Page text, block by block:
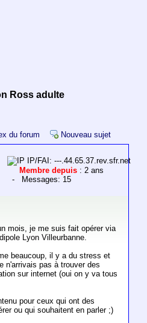
Ross adulte
du forum Nouveau sujet
IP/FAI: ---.44.65.37.rev.sfr.net
Membre depuis : 2 ans
- Messages: 15
mois, je me suis fait opérer via
Lyon Villeurbanne.
beaucoup, il y a du stress et
n'arrivais pas à trouver des
sur internet (oui on y va tous
pour ceux qui ont des
ou qui souhaitent en parler ;)